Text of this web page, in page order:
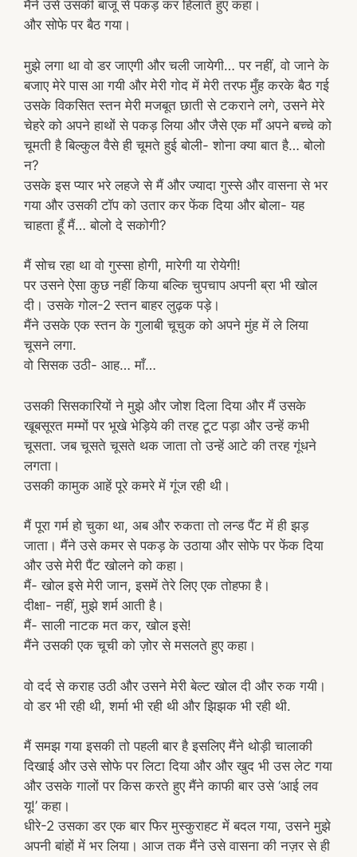
मैंने उसे उसकी बाजू से पकड़ कर हिलाते हुए कहा।
और सोफे पर बैठ गया।
मुझे लगा था वो डर जाएगी और चली जायेगी… पर नहीं, वो जाने के
बजाए मेरे पास आ गयी और मेरी गोद में मेरी तरफ मुँह करके बैठ गई
उसके विकसित स्तन मेरी मजबूत छाती से टकराने लगे, उसने मेरे
चेहरे को अपने हाथों से पकड़ लिया और जैसे एक माँ अपने बच्चे को
चूमती है बिल्कुल वैसे ही चूमते हुई बोली- शोना क्या बात है… बोलो
न?
उसके इस प्यार भरे लहजे से मैं और ज्यादा गुस्से और वासना से भर
गया और उसकी टॉप को उतार कर फेंक दिया और बोला- यह
चाहता हूँ मैं… बोलो दे सकोगी?
मैं सोच रहा था वो गुस्सा होगी, मारेगी या रोयेगी!
पर उसने ऐसा कुछ नहीं किया बल्कि चुपचाप अपनी ब्रा भी खोल
दी। उसके गोल-2 स्तन बाहर लुढ़क पड़े।
मैंने उसके एक स्तन के गुलाबी चूचुक को अपने मुंह में ले लिया
चूसने लगा.
वो सिसक उठी- आह… माँ…
उसकी सिसकारियों ने मुझे और जोश दिला दिया और मैं उसके
खूबसूरत मम्मों पर भूखे भेड़िये की तरह टूट पड़ा और उन्हें कभी
चूसता. जब चूसते चूसते थक जाता तो उन्हें आटे की तरह गूंधने
लगता।
उसकी कामुक आहें पूरे कमरे में गूंज रही थी।
मैं पूरा गर्म हो चुका था, अब और रुकता तो लन्ड पैंट में ही झड़
जाता। मैंने उसे कमर से पकड़ के उठाया और सोफे पर फेंक दिया
और उसे मेरी पैंट खोलने को कहा।
मैं- खोल इसे मेरी जान, इसमें तेरे लिए एक तोहफा है।
दीक्षा- नहीं, मुझे शर्म आती है।
मैं- साली नाटक मत कर, खोल इसे!
मैंने उसकी एक चूची को ज़ोर से मसलते हुए कहा।
वो दर्द से कराह उठी और उसने मेरी बेल्ट खोल दी और रुक गयी।
वो डर भी रही थी, शर्मा भी रही थी और झिझक भी रही थी.
मैं समझ गया इसकी तो पहली बार है इसलिए मैंने थोड़ी चालाकी
दिखाई और उसे सोफे पर लिटा दिया और और खुद भी उस लेट गया
और उसके गालों पर किस करते हुए मैंने काफी बार उसे ‘आई लव
यू!’ कहा।
धीरे-2 उसका डर एक बार फिर मुस्कुराहट में बदल गया, उसने मुझे
अपनी बांहों में भर लिया। आज तक मैंने उसे वासना की नज़र से ही